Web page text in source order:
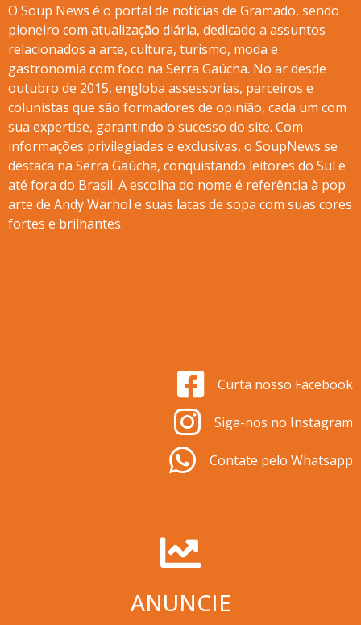
O Soup News é o portal de notícias de Gramado, sendo
pioneiro com atualização diária, dedicado a assuntos
relacionados a arte, cultura, turismo, moda e
gastronomia com foco na Serra Gaúcha. No ar desde
outubro de 2015, engloba assessorias, parceiros e
colunistas que são formadores de opinião, cada um com
sua expertise, garantindo o sucesso do site. Com
informações privilegiadas e exclusivas, o SoupNews se
destaca na Serra Gaúcha, conquistando leitores do Sul e
até fora do Brasil. A escolha do nome é referência à pop
arte de Andy Warhol e suas latas de sopa com suas cores
fortes e brilhantes.
Curta nosso Facebook
Siga-nos no Instagram
Contate pelo Whatsapp
ANUNCIE